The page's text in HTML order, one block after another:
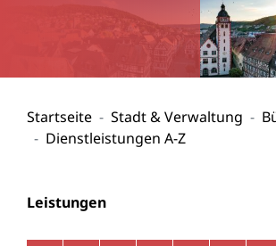
Startseite Stadt & Verwaltung
Dienstleistungen A-Z
Leistungen